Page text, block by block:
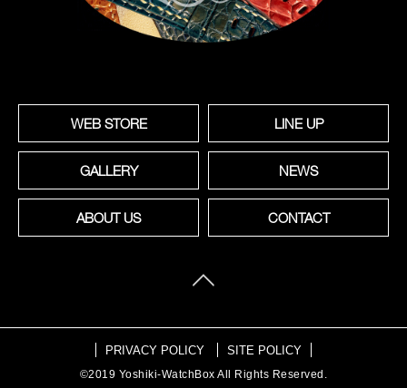
WEB STORE LINE UP
GALLERY NEWS
ABOUT US CONTACT
PRIVACY POLICY SITE POLICY
©2019 Yoshiki-WatchBox All Rights Reserved.